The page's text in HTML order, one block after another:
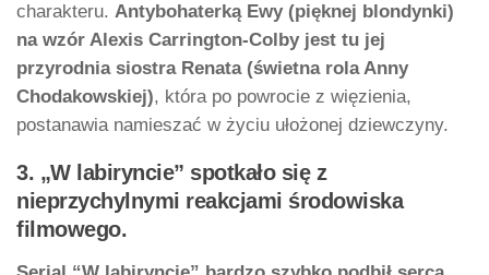
charakteru. Antybohaterką Ewy (pięknej blondynki)
na wzór Alexis Carrington-Colby jest tu jej
przyrodnia siostra Renata (świetna rola Anny
Chodakowskiej), która po powrocie z więzienia,
postanawia namieszać w życiu ułożonej dziewczyny.
3. „W labiryncie” spotkało się z
nieprzychylnymi reakcjami środowiska
filmowego.